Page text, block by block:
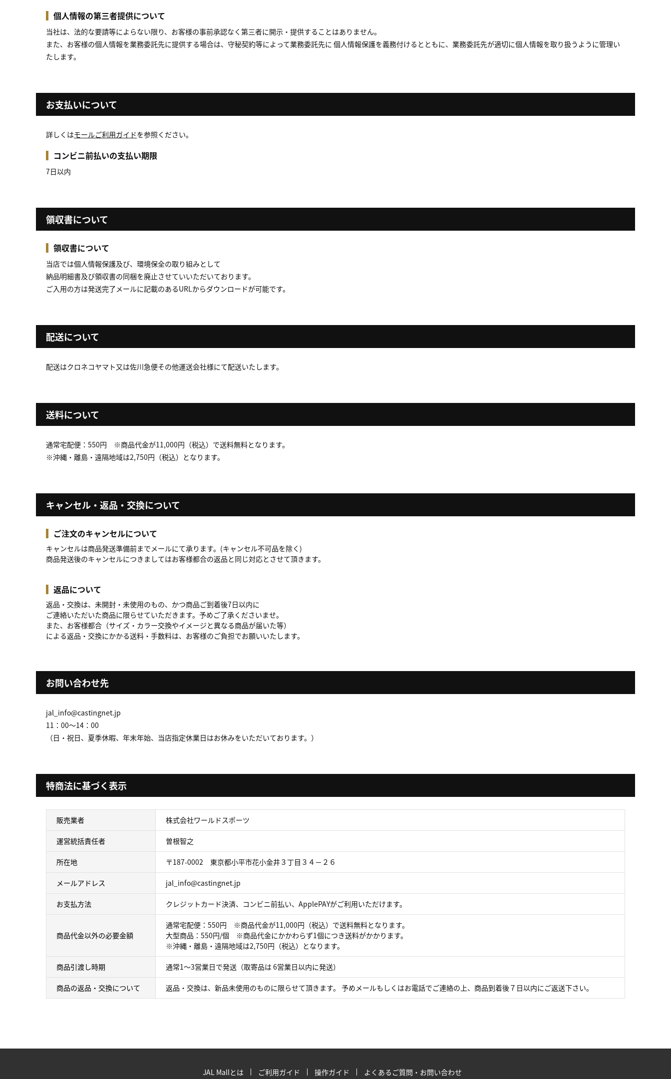
個人情報の第三者提供について
当社は、法的な要請等によらない限り、お客様の事前承認なく第三者に開示・提供することはありません。
また、お客様の個人情報を業務委託先に提供する場合は、守秘契約等によって業務委託先に 個人情報保護を義務付けるとともに、業務委託先が適切に個人情報を取り扱うように管理い
たします。
お支払いについて
詳しくはモールご利用ガイドを参照ください。
コンビニ前払いの支払い期限
7日以内
領収書について
領収書について
当店では個人情報保護及び、環境保全の取り組みとして
納品明細書及び領収書の同梱を廃止させていいただいております。
ご入用の方は発送完了メールに記載のあるURLからダウンロードが可能です。
配送について
配送はクロネコヤマト又は佐川急便その他運送会社様にて配送いたします。
送料について
通常宅配便：550円 ※商品代金が11,000円（税込）で送料無料となります。
※沖縄・離島・遠隔地域は2,750円（税込）となります。
キャンセル・返品・交換について
ご注文のキャンセルについて
キャンセルは商品発送準備前までメールにて承ります。(キャンセル不可品を除く)
商品発送後のキャンセルにつきましてはお客様都合の返品と同じ対応とさせて頂きます。
返品について
返品・交換は、未開封・未使用のもの、かつ商品ご到着後7日以内に
ご連絡いただいた商品に限らせていただきます。予めご了承くださいませ。
また、お客様都合（サイズ・カラー交換やイメージと異なる商品が届いた等）
による返品・交換にかかる送料・手数料は、お客様のご負担でお願いいたします。
お問い合わせ先
jal_info@castingnet.jp
11：00～14：00
（日・祝日、夏季休暇、年末年始、当店指定休業日はお休みをいただいております。）
特商法に基づく表示
販売業者 株式会社ワールドスポーツ
運営統括責任者 曽根智之
所在地 〒187-0002 東京都小平市花小金井３丁目３４－２６
メールアドレス jal_info@castingnet.jp
お支払方法 クレジットカード決済、コンビニ前払い、ApplePAYがご利用いただけます。
商品代金以外の必要金額
通常宅配便：550円 ※商品代金が11,000円（税込）で送料無料となります。
大型商品：550円/個 ※商品代金にかかわらず1個につき送料がかかります。
※沖縄・離島・遠隔地域は2,750円（税込）となります。
商品引渡し時期 通常1～3営業日で発送（取寄品は 6営業日以内に発送）
商品の返品・交換について 返品・交換は、新品未使用のものに限らせて頂きます。 予めメールもしくはお電話でご連絡の上、商品到着後７日以内にご返送下さい。
JAL Mallとは ご利用ガイド 操作ガイド よくあるご質問・お問い合わせ